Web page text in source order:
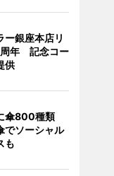
ー銀座本店リ
周年 記念コー
供
傘800種類
でソーシャル
も